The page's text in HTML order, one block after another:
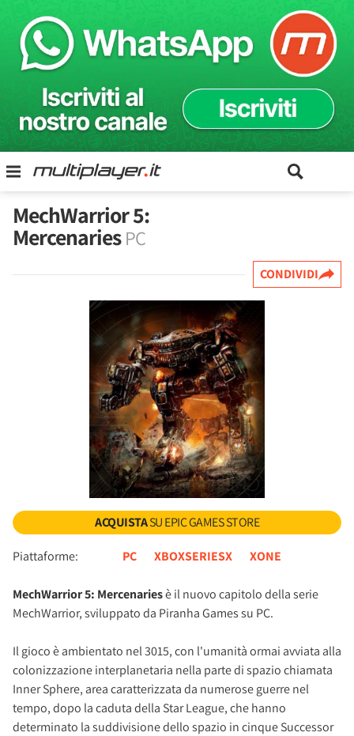
MechWarrior 5:
MercenariesPC
CONDIVIDI
ACQUISTASU EPIC GAMES STORE
Piattaforme: PC XBOXSERIESX XONE
MechWarrior 5: Mercenariesè il nuovo capitolo della serie
MechWarrior, sviluppato da Piranha Games su PC.
Il gioco è ambientato nel 3015, con l'umanità ormai avviata alla
colonizzazione interplanetaria nella parte di spazio chiamata
Inner Sphere, area caratterizzata da numerose guerre nel
tempo, dopo la caduta della Star League, che hanno
determinato la suddivisione dello spazio in cinque Successor